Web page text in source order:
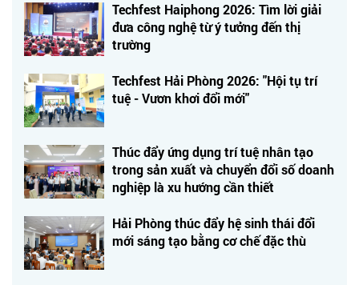
Techfest Haiphong 2026: Tìm lời giải
đưa công nghệ từ ý tưởng đến thị
trường
Techfest Hải Phòng 2026: "Hội tụ trí
tuệ - Vươn khơi đổi mới"
Thúc đẩy ứng dụng trí tuệ nhân tạo
trong sản xuất và chuyển đổi số doanh
nghiệp là xu hướng cần thiết
Hải Phòng thúc đẩy hệ sinh thái đổi
mới sáng tạo bằng cơ chế đặc thù